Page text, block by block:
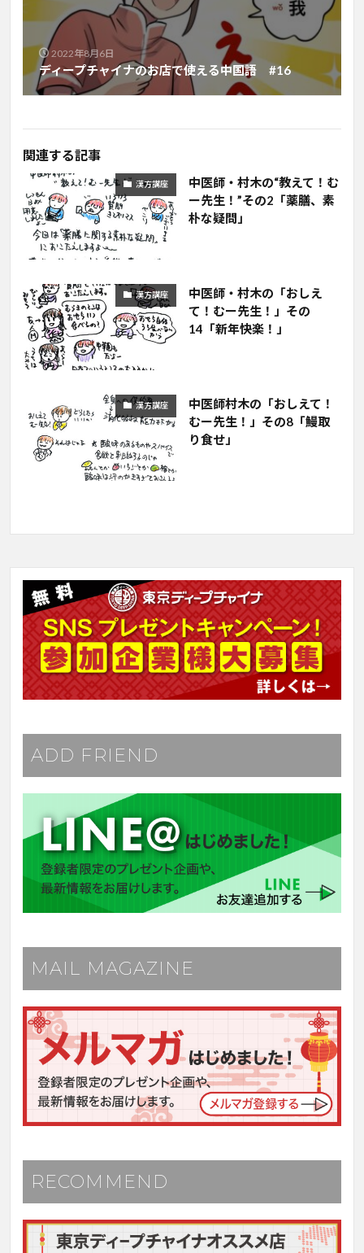
2022年8月6日
ディープチャイナのお店で使える中国語 #16
関連する記事
漢方講座
中医師・村木の“教えて！む
ー先生！”その2「薬膳、素
朴な疑問」
漢方講座
中医師・村木の「おしえ
て！むー先生！」その
14「新年快楽！」
漢方講座
中医師村木の「おしえて！
むー先生！」その8「鰻取
り食せ」
ADD FRIEND
MAIL MAGAZINE
RECOMMEND